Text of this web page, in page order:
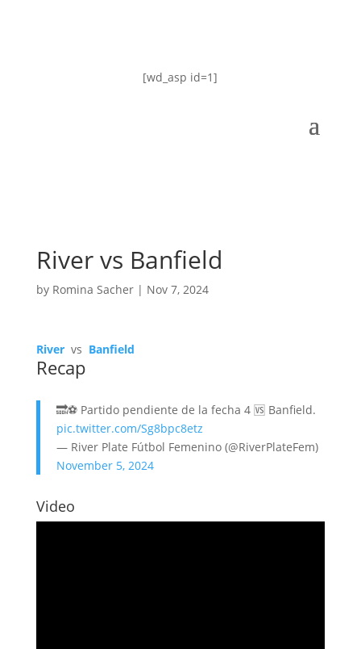
[wd_asp id=1]
River vs Banfield
by Romina Sacher| Nov 7, 2024
River vs Banfield
Recap
🔜⚽️ Partido pendiente de la fecha 4 🆚 Banfield.
pic.twitter.com/Sg8bpc8etz
— River Plate Fútbol Femenino (@RiverPlateFem)
November 5, 2024
Video